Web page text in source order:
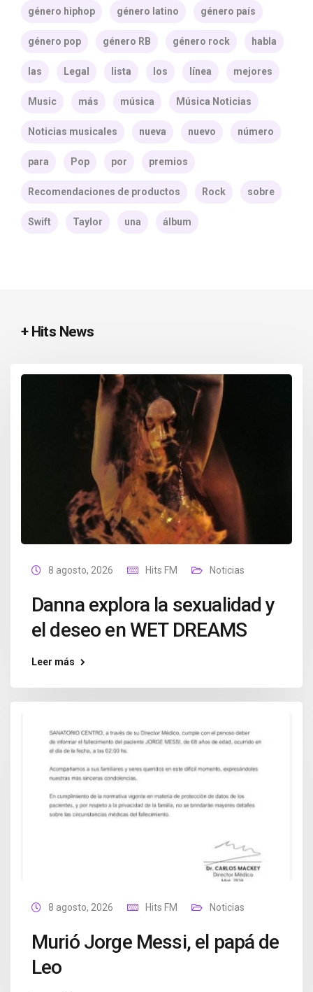
género hiphop género latino género país
género pop género RB género rock habla
las Legal lista los línea mejores
Music más música Música Noticias
Noticias musicales nueva nuevo número
para Pop por premios
Recomendaciones de productos Rock sobre
Swift Taylor una álbum
+ Hits News
8 agosto, 2026 Hits FM Noticias
Danna explora la sexualidad y
el deseo en WET DREAMS
Leer más
8 agosto, 2026 Hits FM Noticias
Murió Jorge Messi, el papá de
Leo